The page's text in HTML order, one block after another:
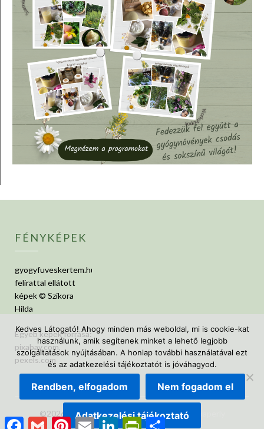
FÉNYKÉPEK
gyogyfuveskertem.hu
felirattal ellátott
képek © Szikora
Hilda
Egyéb képek forrása:
pixabay.com,
pexels.com
©2026 GyógyfüvesKertem| Design:Newspaperly
WordPress Theme
Facebook
Gmail Pinterest
Email LinkedInPrintFriendly
Ossza
Kedves Látogató! Ahogy minden más weboldal, mi is cookie-kat
használunk, amik segítenek minket a lehető legjobb
szolgáltatások nyújtásában. A honlap további használatával ezt
és az adatkezelési tájékoztatót is jóváhagyod.
Rendben, elfogadom Nem fogadom el
Adatkezelési tájékoztató